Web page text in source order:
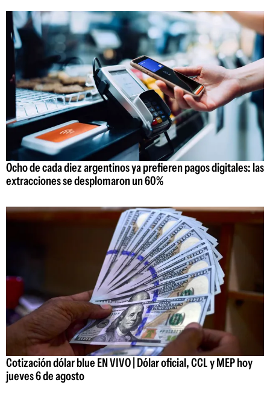
Ocho de cada diez argentinos ya prefieren pagos digitales: las
extracciones se desplomaron un 60%
Cotización dólar blue EN VIVO | Dólar oficial, CCL y MEP hoy
jueves 6 de agosto